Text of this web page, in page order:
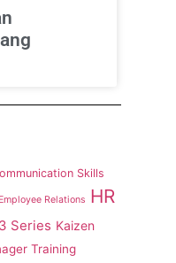
Skills
Employee Relations HR
Series Kaizen
Training